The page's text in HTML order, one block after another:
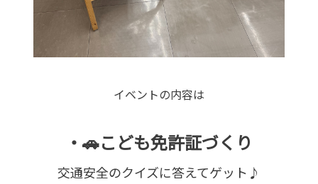
イベントの内容は
・🚗こども免許証づくり
交通安全のクイズに答えてゲット♪